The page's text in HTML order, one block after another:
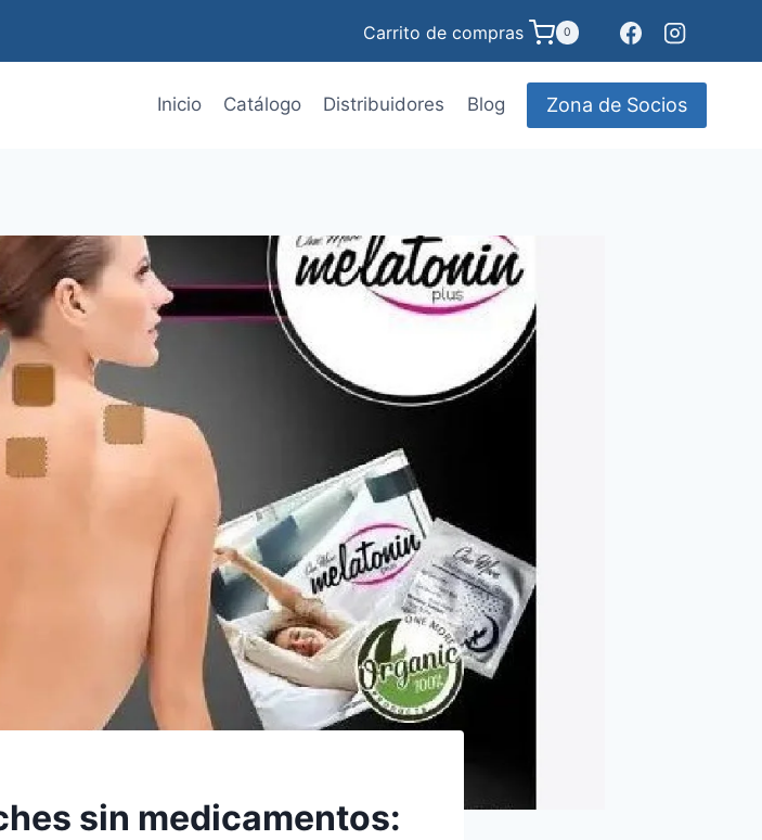
Carrito de compras 0
Inicio Catálogo Distribuidores Blog Zona de Socios
sin medicamentos: